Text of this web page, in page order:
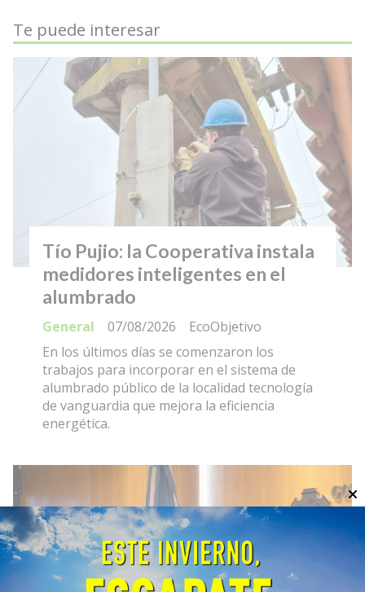
Te puede interesar
Tío Pujio: la Cooperativa instala
medidores inteligentes en el
alumbrado
EcoObjetivo
General
07/08/2026
En los últimos días se comenzaron los
trabajos para incorporar en el sistema de
alumbrado público de la localidad tecnología
de vanguardia que mejora la eficiencia
energética.